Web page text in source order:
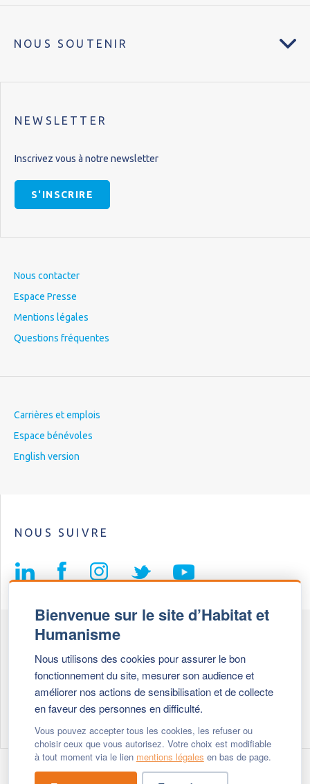
Bienvenue sur le site d’Habitat et
Humanisme
Nous utilisons des cookies pour assurer le bon
fonctionnement du site, mesurer son audience et
améliorer nos actions de sensibilisation et de collecte
en faveur des personnes en difficulté.
Vous pouvez accepter tous les cookies, les refuser ou
choisir ceux que vous autorisez. Votre choix est modifiable
à tout moment via le lien mentions légales en bas de page.
NOUS SOUTENIR
NEWSLETTER
Inscrivez vous à notre newsletter
S'INSCRIRE
Nous contacter
Espace Presse
Mentions légales
Questions fréquentes
Carrières et emplois
Espace bénévoles
English version
NOUS SUIVRE
69647 Caluire et Cuire cedex
+ 33 (0)4 72 27 42 58
- © 2026 Habitat & Humanisme